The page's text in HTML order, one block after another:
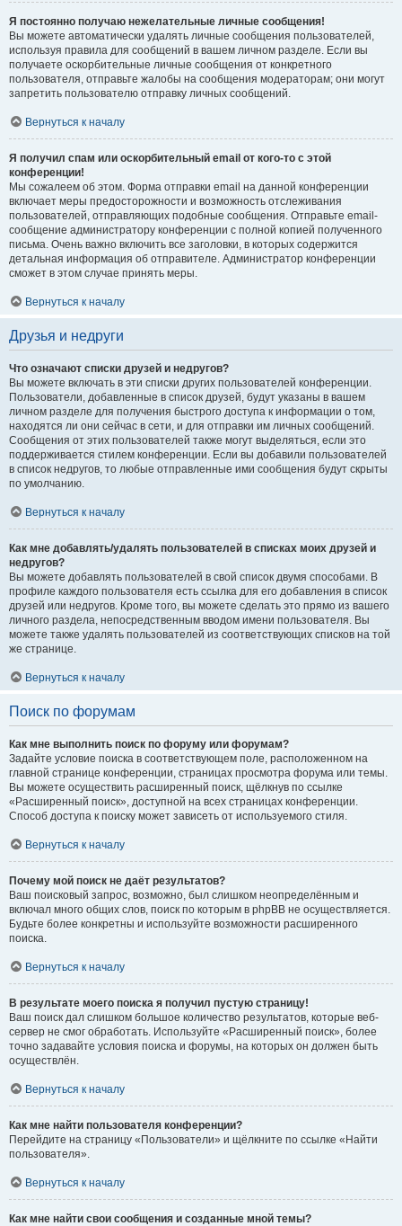
Я постоянно получаю нежелательные личные сообщения!
Вы можете автоматически удалять личные сообщения пользователей,
используя правила для сообщений в вашем личном разделе. Если вы
получаете оскорбительные личные сообщения от конкретного
пользователя, отправьте жалобы на сообщения модераторам; они могут
запретить пользователю отправку личных сообщений.
Вернуться к началу
Я получил спам или оскорбительный email от кого-то с этой
конференции!
Мы сожалеем об этом. Форма отправки email на данной конференции
включает меры предосторожности и возможность отслеживания
пользователей, отправляющих подобные сообщения. Отправьте email-
сообщение администратору конференции с полной копией полученного
письма. Очень важно включить все заголовки, в которых содержится
детальная информация об отправителе. Администратор конференции
сможет в этом случае принять меры.
Вернуться к началу
Друзья и недруги
Что означают списки друзей и недругов?
Вы можете включать в эти списки других пользователей конференции.
Пользователи, добавленные в список друзей, будут указаны в вашем
личном разделе для получения быстрого доступа к информации о том,
находятся ли они сейчас в сети, и для отправки им личных сообщений.
Сообщения от этих пользователей также могут выделяться, если это
поддерживается стилем конференции. Если вы добавили пользователей
в список недругов, то любые отправленные ими сообщения будут скрыты
по умолчанию.
Вернуться к началу
Как мне добавлять/удалять пользователей в списках моих друзей и
недругов?
Вы можете добавлять пользователей в свой список двумя способами. В
профиле каждого пользователя есть ссылка для его добавления в список
друзей или недругов. Кроме того, вы можете сделать это прямо из вашего
личного раздела, непосредственным вводом имени пользователя. Вы
можете также удалять пользователей из соответствующих списков на той
же странице.
Вернуться к началу
Поиск по форумам
Как мне выполнить поиск по форуму или форумам?
Задайте условие поиска в соответствующем поле, расположенном на
главной странице конференции, страницах просмотра форума или темы.
Вы можете осуществить расширенный поиск, щёлкнув по ссылке
«Расширенный поиск», доступной на всех страницах конференции.
Способ доступа к поиску может зависеть от используемого стиля.
Вернуться к началу
Почему мой поиск не даёт результатов?
Ваш поисковый запрос, возможно, был слишком неопределённым и
включал много общих слов, поиск по которым в phpBB не осуществляется.
Будьте более конкретны и используйте возможности расширенного
поиска.
Вернуться к началу
В результате моего поиска я получил пустую страницу!
Ваш поиск дал слишком большое количество результатов, которые веб-
сервер не смог обработать. Используйте «Расширенный поиск», более
точно задавайте условия поиска и форумы, на которых он должен быть
осуществлён.
Вернуться к началу
Как мне найти пользователя конференции?
Перейдите на страницу «Пользователи» и щёлкните по ссылке «Найти
пользователя».
Вернуться к началу
Как мне найти свои сообщения и созданные мной темы?